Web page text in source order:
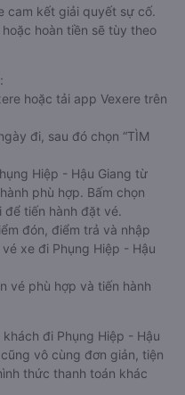
cam kết giải quyết sự cố.
hoàn tiền sẽ tùy theo
hoặc tải app Vexere trên
đi, sau đó chọn “TÌM
Hiệp - Hậu Giang từ
phù hợp. Bấm chọn
tiến hành đặt vé.
đón, điểm trả và nhập
xe đi Phụng Hiệp - Hậu
vé phù hợp và tiến hành
đi Phụng Hiệp - Hậu
vô cùng đơn giản, tiện
thức thanh toán khác